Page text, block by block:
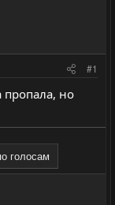
#1
пропала, но
голосам